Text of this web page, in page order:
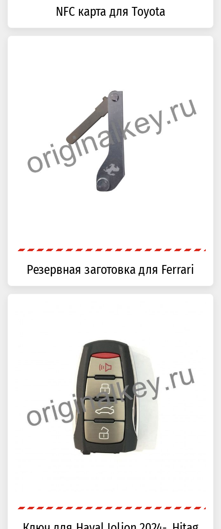
NFC карта для Toyota
Резервная заготовка для Ferrari